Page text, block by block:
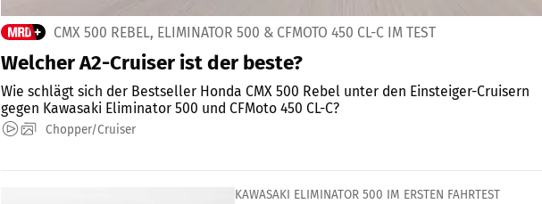
CMX 500 REBEL, ELIMINATOR 500 & CFMOTO 450 CL-C IM TEST
Welcher A2-Cruiser ist der beste?
Wie schlägt sich der Bestseller Honda CMX 500 Rebel unter den Einsteiger-Cruisern
gegen Kawasaki Eliminator 500 und CFMoto 450 CL-C?
Chopper/Cruiser
KAWASAKI ELIMINATOR 500 IM ERSTEN FAHRTEST